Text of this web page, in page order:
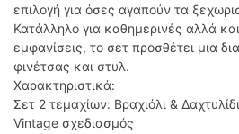
επιλογή για όσες αγαπούν τα
Κατάλληλο για καθημερινές αλλά
εμφανίσεις, το σετ προσθέτει μια
φινέτσας και στυλ.
Χαρακτηριστικά:
Σετ 2 τεμαχίων: Βραχιόλι & Δαχτυλίδι
Vintage σχεδιασμός